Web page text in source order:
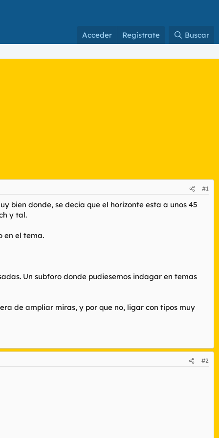
Acceder Regístrate Buscar
#1
bien donde, se decia que el horizonte esta a unos 45
y tal.
en el tema.
Un subforo donde pudiesemos indagar en temas
de ampliar miras, y por que no, ligar con tipos muy
#2